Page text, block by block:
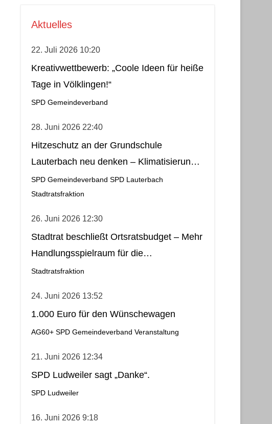
Aktuelles
22. Juli 2026 10:20
Kreativwettbewerb: „Coole Ideen für heiße
Tage in Völklingen!“
SPD Gemeindeverband
28. Juni 2026 22:40
Hitzeschutz an der Grundschule
Lauterbach neu denken – Klimatisierung
als wirtschaftliche und nachhaltige Lösung
SPD Gemeindeverband SPD Lauterbach
Stadtratsfraktion
26. Juni 2026 12:30
Stadtrat beschließt Ortsratsbudget – Mehr
Handlungsspielraum für die
Gemeindebezirke
Stadtratsfraktion
24. Juni 2026 13:52
1.000 Euro für den Wünschewagen
AG60+ SPD Gemeindeverband Veranstaltung
21. Juni 2026 12:34
SPD Ludweiler sagt „Danke“.
SPD Ludweiler
16. Juni 2026 9:18